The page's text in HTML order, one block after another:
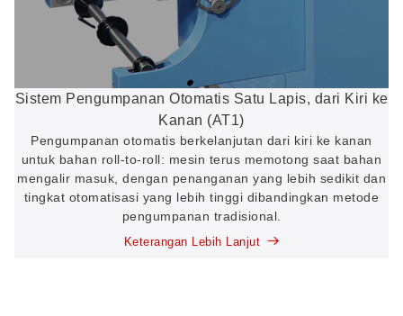
Sistem Pengumpanan Otomatis Satu Lapis, dari Kiri ke
Kanan (AT1)
Pengumpanan otomatis berkelanjutan dari kiri ke kanan
untuk bahan roll-to-roll: mesin terus memotong saat bahan
mengalir masuk, dengan penanganan yang lebih sedikit dan
tingkat otomatisasi yang lebih tinggi dibandingkan metode
pengumpanan tradisional.
Keterangan Lebih Lanjut